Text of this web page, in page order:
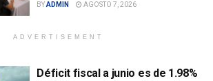
BYADMIN AGOSTO 7, 2026
ADVERTISEMENT
Déficit fiscal a junio es de 1.98%